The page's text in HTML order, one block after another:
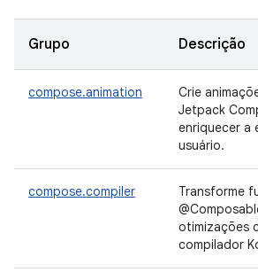
Grupo Descrição
compose.animation
Crie
Jetpack
enriquecer a
usuário.
compose.compiler
Transforme
otimizações
compilador